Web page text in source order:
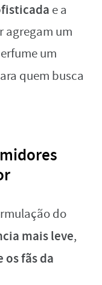
e a
agregam um
um
quem busca
do
mais leve,
fãs da